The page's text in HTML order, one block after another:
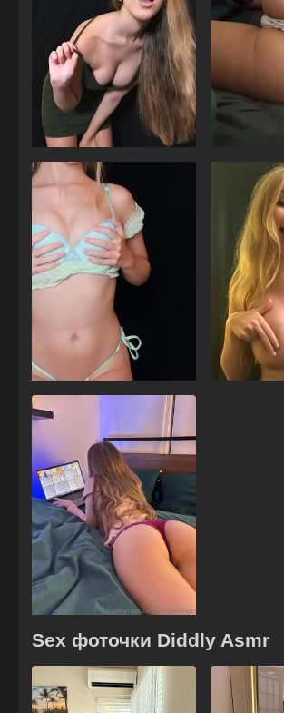
Sex фоточки Diddly Asmr